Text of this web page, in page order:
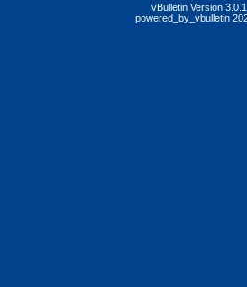
vBulletin Version 3.0.1
powered_by_vbulletin